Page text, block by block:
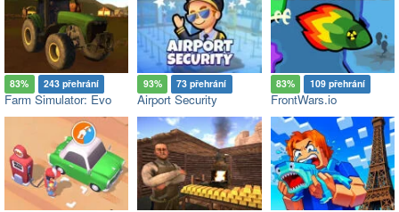
83% 243 přehrání
Farm Simulator: Evo
93% 73 přehrání
Airport Security
83% 109 přehrání
FrontWars.io